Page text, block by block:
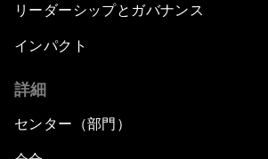
リーダーシップとガバナンス
インパクト
詳細
センター（部門）